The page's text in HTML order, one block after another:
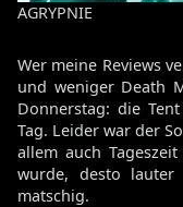
AGRYPNIE
Wer meine Reviews
und weniger Death
Donnerstag: die
Tag. Leider war der
allem auch
wurde, desto
matschig.